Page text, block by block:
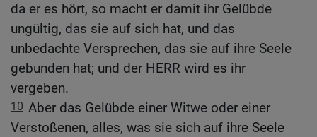
da er es hört, so macht er damit ihr Gelübde
ungültig, das sie auf sich hat, und das
unbedachte Versprechen, das sie auf ihre Seele
gebunden hat; und der HERR wird es ihr
vergeben.
10 Aber das Gelübde einer Witwe oder einer
Verstoßenen, alles, was sie sich auf ihre Seele